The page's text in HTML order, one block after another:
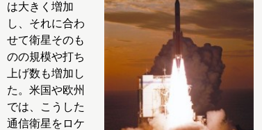
は大きく増加
し、それに合わ
せて衛星そのも
のの規模や打ち
上げ数も増加し
た。米国や欧州
では、こうした
通信衛星をロケ